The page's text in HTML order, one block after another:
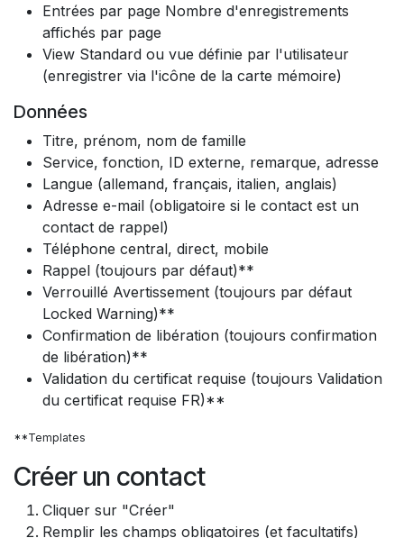
Entrées par page Nombre d'enregistrements
affichés par page
View Standard ou vue définie par l'utilisateur
(enregistrer via l'icône de la carte mémoire)
Données
Titre, prénom, nom de famille
Service, fonction, ID externe, remarque, adresse
Langue (allemand, français, italien, anglais)
Adresse e-mail (obligatoire si le contact est un
contact de rappel)
Téléphone central, direct, mobile
Rappel (toujours par défaut)**
Verrouillé Avertissement (toujours par défaut
Locked Warning)**
Confirmation de libération (toujours confirmation
de libération)**
Validation du certificat requise (toujours Validation
du certificat requise FR)**
**Templates
Créer un contact
Cliquer sur "Créer"
Remplir les champs obligatoires (et facultatifs)